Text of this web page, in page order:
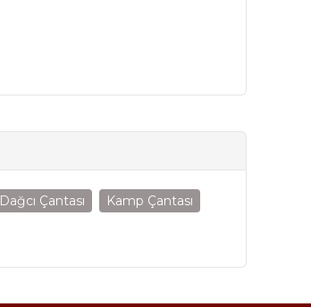
Dağcı Çantası Kamp Çantası